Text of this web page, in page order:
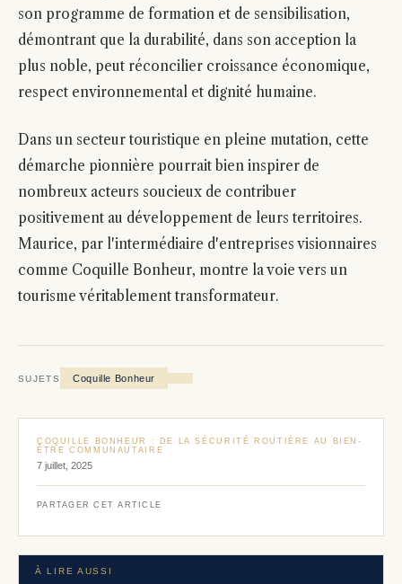
son programme de formation et de sensibilisation,
démontrant que la durabilité, dans son acception la
plus noble, peut réconcilier croissance économique,
respect environnemental et dignité humaine.
Dans un secteur touristique en pleine mutation, cette
démarche pionnière pourrait bien inspirer de
nombreux acteurs soucieux de contribuer
positivement au développement de leurs territoires.
Maurice, par l'intermédiaire d'entreprises visionnaires
comme Coquille Bonheur, montre la voie vers un
tourisme véritablement transformateur.
SUJETS Coquille Bonheur
COQUILLE BONHEUR : DE LA SÉCURITÉ ROUTIÈRE AU BIEN-
ÊTRE COMMUNAUTAIRE
7 juillet, 2025
PARTAGER CET ARTICLE
À LIRE AUSSI